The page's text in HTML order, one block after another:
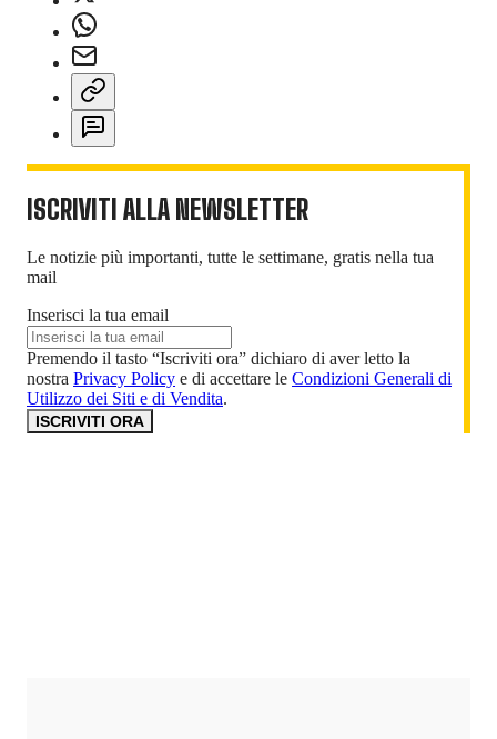
ISCRIVITI ALLA NEWSLETTER
Le notizie più importanti, tutte le settimane, gratis nella tua
mail
Inserisci la tua email
Premendo il tasto “Iscriviti ora” dichiaro di aver letto la
nostra Privacy Policy e di accettare le Condizioni Generali di
Utilizzo dei Siti e di Vendita.
ISCRIVITI ORA